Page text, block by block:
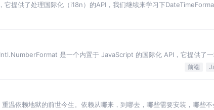
提供了处理国际化（i18n）的API，我们继续来学习下
是一个内置于 JavaScript 的国际化 API，它提供了一
前端
温依赖地狱的前世今生。依赖从哪来，到哪去，哪些需要安装，哪些不